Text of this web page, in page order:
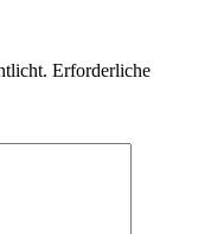
Erforderliche